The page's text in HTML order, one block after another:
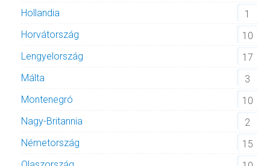
Hollandia
1
Horvátország
10
Lengyelország
17
Málta
3
Montenegró
10
Nagy-Britannia
2
Németország
15